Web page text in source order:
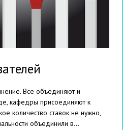
Все объединяют и
кафедры присоединяют к
количество ставок не нужно,
объединили в...